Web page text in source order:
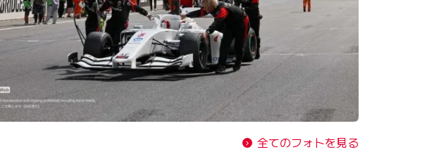
全てのフォトを見る